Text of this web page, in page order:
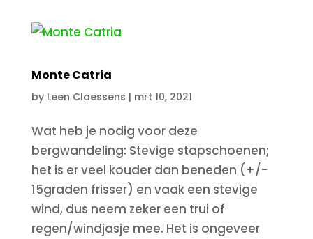
Monte Catria
by Leen Claessens | mrt 10, 2021
Wat heb je nodig voor deze
bergwandeling: Stevige stapschoenen;
het is er veel kouder dan beneden (+/-
15graden frisser) en vaak een stevige
wind, dus neem zeker een trui of
regen/windjasje mee. Het is ongeveer